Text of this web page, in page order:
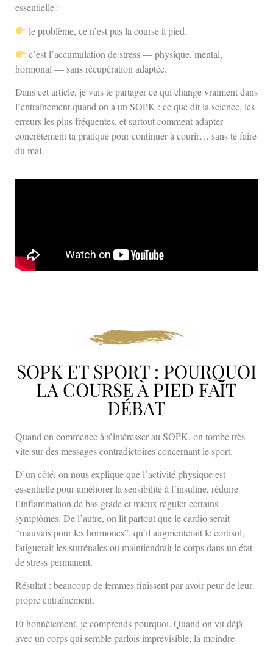
essentielle :
le problème, ce n’est pas la course à pied.
c’est l’accumulation de stress — physique, mental,
hormonal — sans récupération adaptée.
Dans cet article, je vais te partager ce qui change vraiment dans
l’entraînement quand on a un SOPK : ce que dit la science, les
erreurs les plus fréquentes, et surtout comment adapter
concrètement ta pratique pour continuer à courir… sans te faire
du mal.
SOPK ET SPORT : POURQUOI
LA COURSE À PIED FAIT
DÉBAT
Quand on commence à s’intéresser au SOPK, on tombe très
vite sur des messages contradictoires concernant le sport.
D’un côté, on nous explique que l’activité physique est
essentielle pour améliorer la sensibilité à l’insuline, réduire
l’inflammation de bas grade et mieux réguler certains
symptômes. De l’autre, on lit partout que le cardio serait
“mauvais pour les hormones”, qu’il augmenterait le cortisol,
fatiguerait les surrénales ou maintiendrait le corps dans un état
de stress permanent.
Résultat : beaucoup de femmes finissent par avoir peur de leur
propre entraînement.
Et honnêtement, je comprends pourquoi. Quand on vit déjà
avec un corps qui semble parfois imprévisible, la moindre